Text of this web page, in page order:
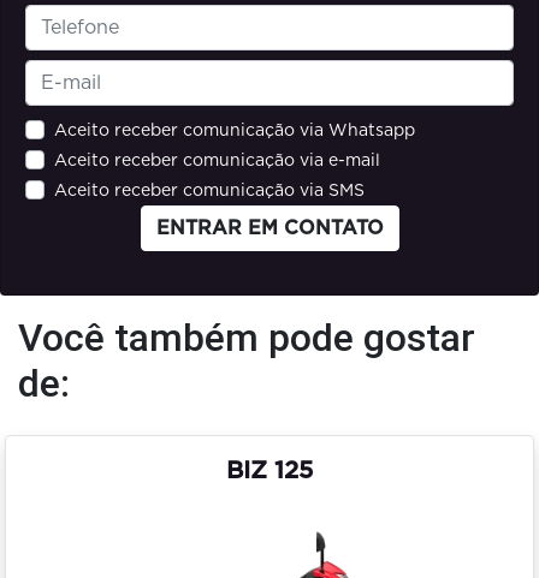
Aceito receber comunicação via Whatsapp
Aceito receber comunicação via e-mail
Aceito receber comunicação via SMS
ENTRAR EM CONTATO
Você também pode gostar
de:
BIZ 125